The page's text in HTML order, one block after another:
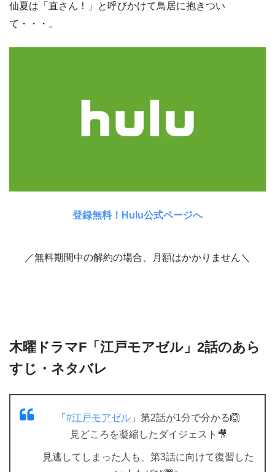
仙夏は「直さん！」と呼びかけて鳥居に抱きつい
て・・・。
登録無料！Hulu公式ページへ
／無料期間中の解約の場合、月額はかかりません＼
木曜ドラマF「江戸モアゼル」2話のあら
すじ・ネタバレ
「 #江戸モアゼル 」第2話が1分で分かる🙆
見どころを凝縮したダイジェスト🎥
見逃してしまった人も、第3話に向けて復習した